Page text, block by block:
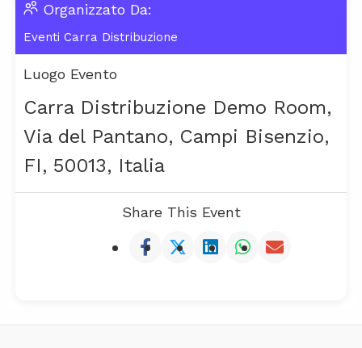
Organizzato Da:
Eventi Carra Distribuzione
Luogo Evento
Carra Distribuzione Demo Room,
Via del Pantano, Campi Bisenzio,
FI, 50013, Italia
Share This Event